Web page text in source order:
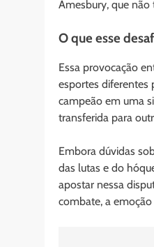
Amesbury, que
O que esse
Essa provocação
esportes diferentes
campeão em uma
transferida para
Embora dúvidas
das lutas e do
apostar nessa
combate, a